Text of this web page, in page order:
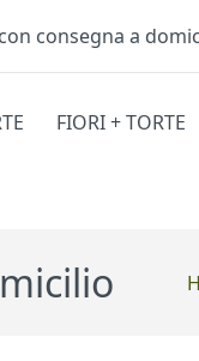
Testata
consegna a
FIORI + TORTE